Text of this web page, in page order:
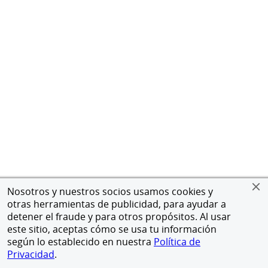
Nosotros y nuestros socios usamos cookies y
otras herramientas de publicidad, para ayudar a
detener el fraude y para otros propósitos. Al usar
este sitio, aceptas cómo se usa tu información
según lo establecido en nuestra Política de
Privacidad.